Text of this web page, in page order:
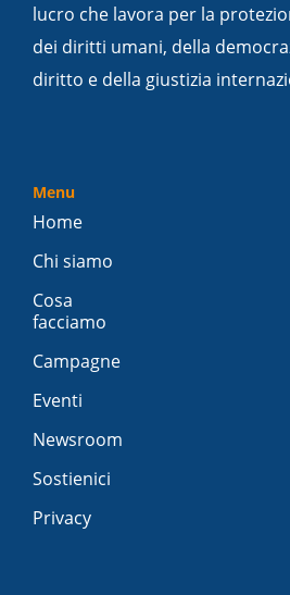
lucro che lavora per la
dei diritti umani, della
diritto e della giustizia
Menu
Home
Chi siamo
Cosa
facciamo
Campagne
Eventi
Newsroom
Sostienici
Privacy